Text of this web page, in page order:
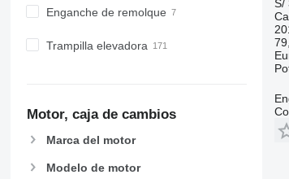
Enganche de remolque
Trampilla elevadora
Motor, caja de cambios
Marca del motor
Modelo de motor
S/